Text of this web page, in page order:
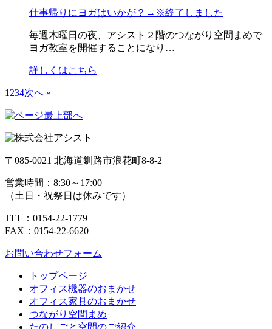
仕事帰りにヨガはいかが？→※終了しました
毎週木曜日の夜、アシスト２階のつながり空間まめで
ヨガ教室を開催することになり…
詳しくはこちら
1 234次へ »
〒085-0021 北海道釧路市浪花町8-8-2
営業時間： 8:30～17:00
（土日・祝祭日は休みです）
TEL：0154-22-1779
FAX：0154-22-6620
お問い合わせフォーム
トップページ
オフィス機器のおまかせ
オフィス家具のおまかせ
つながり空間まめ
たのしごと空間のご紹介